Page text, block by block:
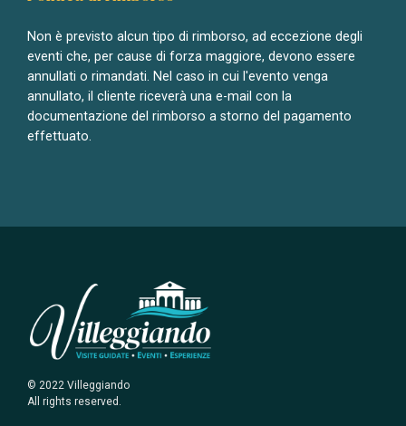
Non è previsto alcun tipo di rimborso, ad eccezione degli
eventi che, per cause di forza maggiore, devono essere
annullati o rimandati. Nel caso in cui l'evento venga
annullato, il cliente riceverà una e-mail con la
documentazione del rimborso a storno del pagamento
effettuato.
© 2022 Villeggiando
All rights reserved.